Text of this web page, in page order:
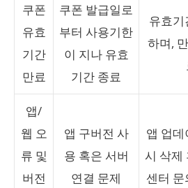
쿠폰
유효
기간
만료
쿠폰 발급일로
부터 사용기한
이 지나 유효
기간 종료
유효기
하며,
앱/
웹 오
류 및
버전
앱 구버전 사
용 혹은 서버
연결 문제
앱 업데
시 삭제
센터 문